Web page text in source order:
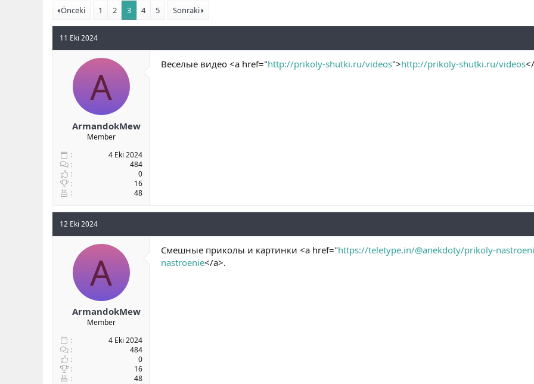
n
u
y
u
b
ş
l
t
a
n
ş
a
g
e
l
r
Önceki 1 2 3 4 5 Sonraki
11 Eki 2024
A
ArmandokMew
Member
4 Eki 2024
484
0
16
48
Веселые видео <a href="http://prikoly-shutki.ru/videos">http://prikoly-shutki.ru/videos
12 Eki 2024
A
ArmandokMew
Member
4 Eki 2024
484
0
16
48
Смешные приколы и картинки <a href="https://teletype.in/@anekdoty/prikoly-
nastroenie</a>.